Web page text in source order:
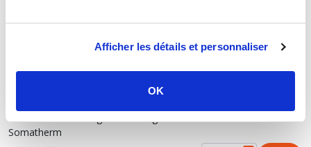
Afficher les détails et personnaliser
OK
Tube PER nu rouge Ø16 - longueur 100 m -
62,41 € HT
Somatherm